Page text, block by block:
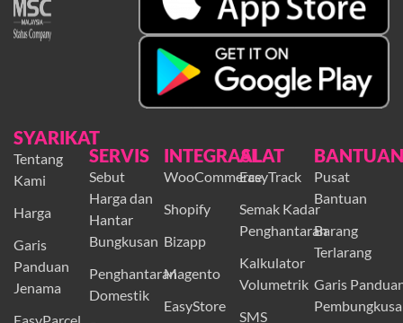
SYARIKAT
Tentang
Kami
Harga
Garis
Panduan
Jenama
SERVIS
Sebut
Harga dan
Hantar
Bungkusan
Penghantaran
Domestik
INTEGRASI
WooCommerce
Shopify
Bizapp
Magento
EasyStore
ALAT
EasyTrack
Semak Kadar
Penghantaran
Kalkulator
Volumetrik
SMS
Pusat
Bantuan
Barang
Terlarang
Garis